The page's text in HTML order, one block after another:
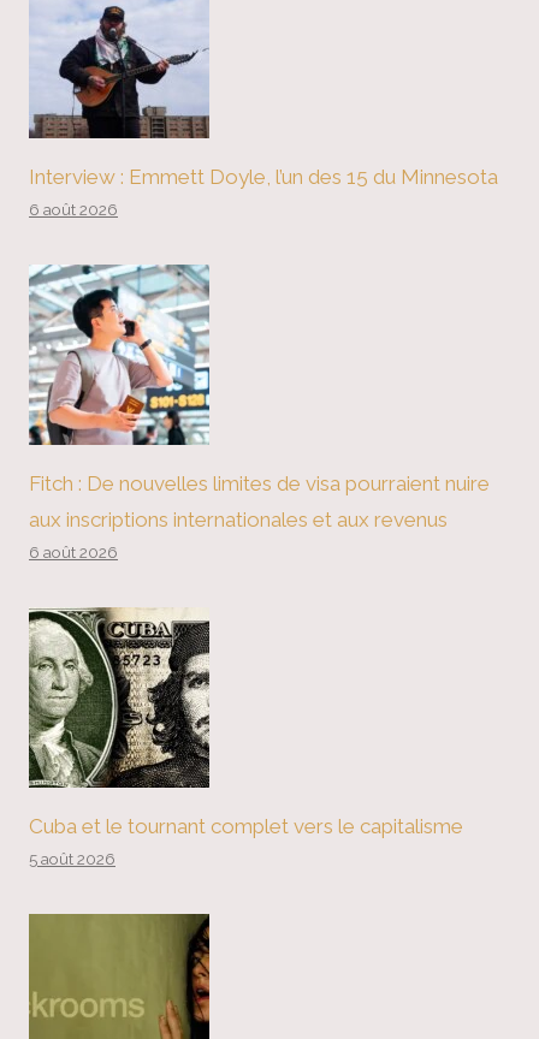
Interview : Emmett Doyle, l’un des 15 du Minnesota
6 août 2026
Fitch : De nouvelles limites de visa pourraient nuire
aux inscriptions internationales et aux revenus
6 août 2026
Cuba et le tournant complet vers le capitalisme
5 août 2026